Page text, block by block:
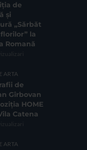
de
și
„Sărbăt
la
Romană
ARTA
de
Gîrbovan
HOME
Catena
ARTA